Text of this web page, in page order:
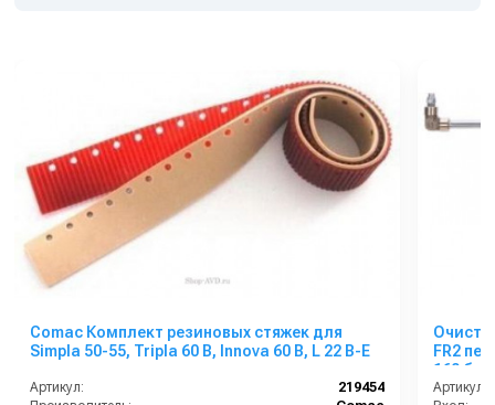
Comac Комплект резиновых стяжек для
Simpla 50-55, Tripla 60 B, Innova 60 B, L 22 B-E
Артикул:
219454
FR2
160 бар
Артикул: